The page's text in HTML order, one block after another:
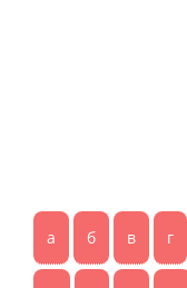
а б в г